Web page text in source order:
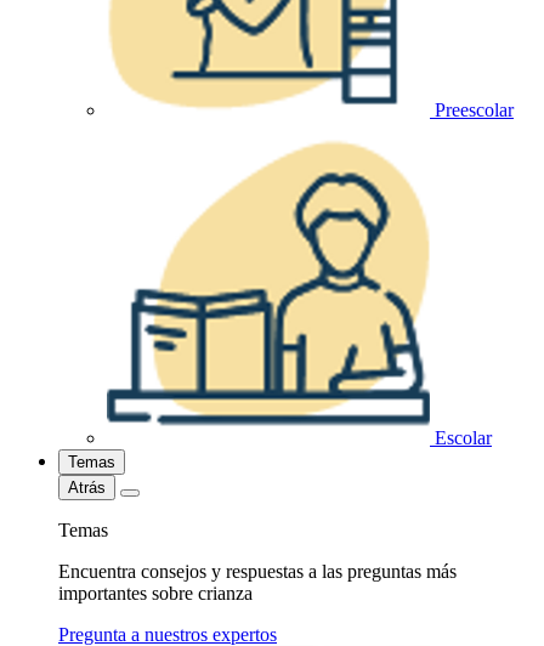
Preescolar
Escolar
Temas
Atrás
Temas
Encuentra consejos y respuestas a las preguntas más
importantes sobre crianza
Pregunta a nuestros expertos